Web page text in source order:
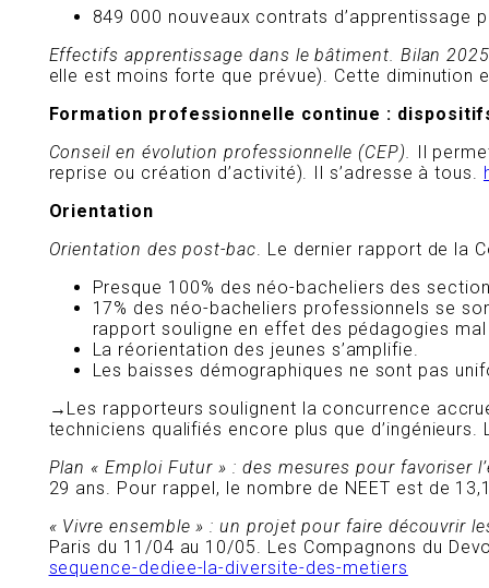
849 000 nouveaux contrats d’apprentissage
Effectifs apprentissage dans le bâtiment. Bilan
elle est moins forte que prévue). Cette diminution
Formation professionnelle continue :
Conseil en évolution professionnelle (CEP).
Il
reprise ou création d’activité). Il s’adresse à tous.
Orientation
Orientation des post-bac . Le dernier rapport de la
Presque 100% des néo-bacheliers des
17% des néo-bacheliers professionnels se
rapport souligne en effet des pédagogies
La réorientation des jeunes s’amplifie.
Les baisses démographiques ne sont pas
→Les rapporteurs soulignent la concurrence
techniciens qualifiés encore plus que
Plan « Emploi Futur » : des mesures pour favoriser
29 ans. Pour rappel, le nombre de NEET est de
« Vivre ensemble » : un projet pour faire découvrir
Paris du 11/04 au 10/05. Les Compagnons du
sequence-dediee-la-diversite-des-metiers